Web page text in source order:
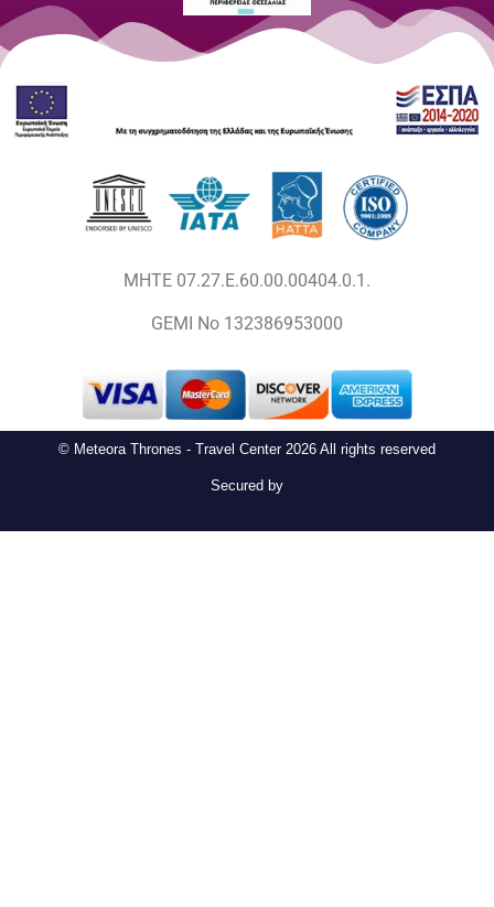
MHTE 07.27.E.60.00.00404.0.1.
GEMI No 132386953000
© Meteora Thrones - Travel Center 2026 All rights reserved
Secured by